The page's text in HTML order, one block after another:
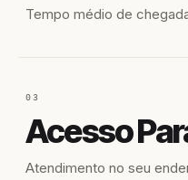
Tempo médio de
03
Acesso
Atendimento no seu